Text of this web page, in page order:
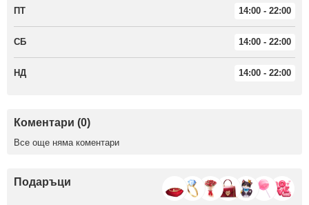
ПТ 14:00 - 22:00
СБ 14:00 - 22:00
НД 14:00 - 22:00
Коментари (0)
Все още няма коментари
Подаръци